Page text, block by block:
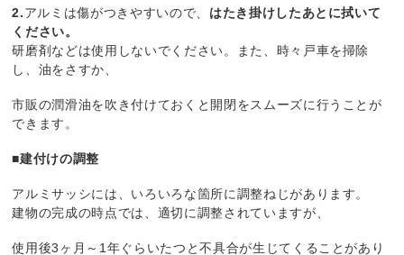
2.アルミは傷がつきやすいので、 はたき掛けしたあとに拭いて
ください。
研磨剤などは使用しないでください。また、時々戸車を掃除
し、油をさすか、
市販の潤滑油を吹き付けておくと開閉をスムーズに行うことが
できます。
■建付けの調整
アルミサッシには、いろいろな箇所に調整ねじがあります。
建物の完成の時点では、適切に調整されていますが、
使用後3ヶ月～1年ぐらいたつと不具合が生じてくることがあり